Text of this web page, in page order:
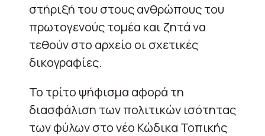
στήριξή του στους ανθρώπους του
πρωτογενούς τομέα και ζητά να
τεθούν στο αρχείο οι σχετικές
δικογραφίες.
Το τρίτο ψήφισμα αφορά τη
διασφάλιση των πολιτικών ισότητας
των φύλων στο νέο Κώδικα Τοπικής